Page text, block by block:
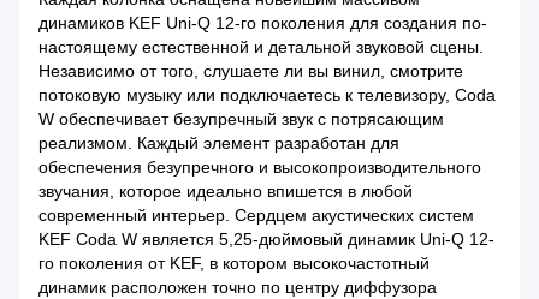
динамиков KEF Uni-Q 12-го поколения для создания по-
настоящему естественной и детальной звуковой сцены.
Независимо от того, слушаете ли вы винил, смотрите
потоковую музыку или подключаетесь к телевизору, Coda
W обеспечивает безупречный звук с потрясающим
реализмом. Каждый элемент разработан для
обеспечения безупречного и высокопроизводительного
звучания, которое идеально впишется в любой
современный интерьер. Сердцем акустических систем
KEF Coda W является 5,25-дюймовый динамик Uni-Q 12-
го поколения от KEF, в котором высокочастотный
динамик расположен точно по центру диффузора